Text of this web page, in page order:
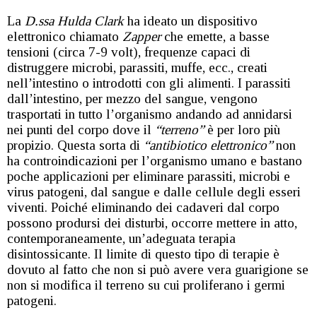
La D.ssa Hulda Clarkha ideato un dispositivo
elettronico chiamato Zapperche emette, a basse
tensioni (circa 7-9 volt), frequenze capaci di
distruggere microbi, parassiti, muffe, ecc., creati
nell’intestino o introdotti con gli alimenti. I parassiti
dall’intestino, per mezzo del sangue, vengono
trasportati in tutto l’organismo andando ad annidarsi
nei punti del corpo dove il “terreno”è per loro più
propizio. Questa sorta di “antibiotico elettronico”non
ha controindicazioni per l’organismo umano e bastano
poche applicazioni per eliminare parassiti, microbi e
virus patogeni, dal sangue e dalle cellule degli esseri
viventi. Poiché eliminando dei cadaveri dal corpo
possono prodursi dei disturbi, occorre mettere in atto,
contemporaneamente, un’adeguata terapia
disintossicante. Il limite di questo tipo di terapie è
dovuto al fatto che non si può avere vera guarigione se
non si modifica il terreno su cui proliferano i germi
patogeni.